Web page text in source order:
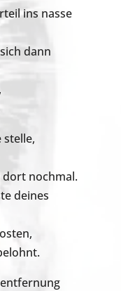
ins nasse
dann
stelle,
dort nochmal.
deines